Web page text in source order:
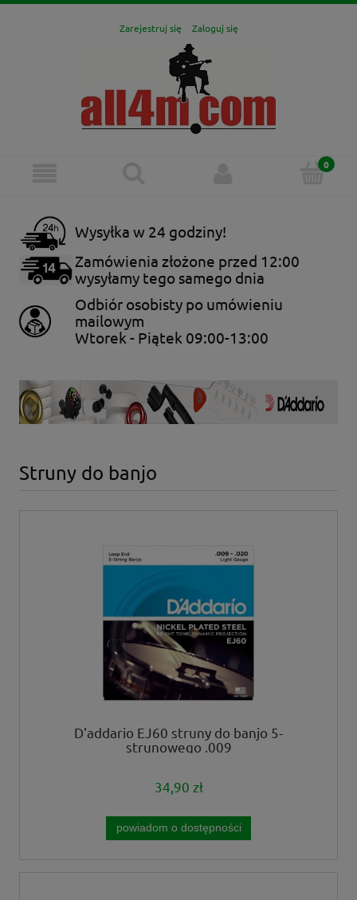
Zarejestruj się Zaloguj się
Wysyłka w 24 godziny!
Zamówienia złożone przed 12:00
wysyłamy tego samego dnia
Odbiór osobisty po umówieniu
mailowym
Wtorek - Piątek 09:00-13:00
Struny do banjo
D'addario EJ60 struny do banjo 5-
strunowego .009
34,90 zł
powiadom o dostępności